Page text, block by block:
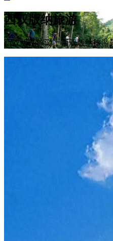
西双版纳旅游
西双版纳旅游，西双版纳旅